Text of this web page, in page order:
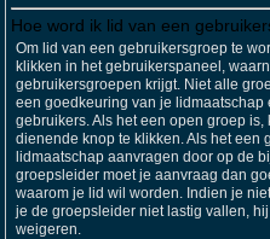
Hoe word ik lid van een
Om lid van een gebruikersgroep te
klikken in het gebruikerspaneel,
gebruikersgroepen krijgt. Niet alle
een goedkeuring van je lidmaatschap
gebruikers. Als het een open groep
dienende knop te klikken. Als het een
lidmaatschap aanvragen door op de
groepsleider moet je aanvraag dan
waarom je lid wil worden. Indien je
je de groepsleider niet lastig vallen,
weigeren.